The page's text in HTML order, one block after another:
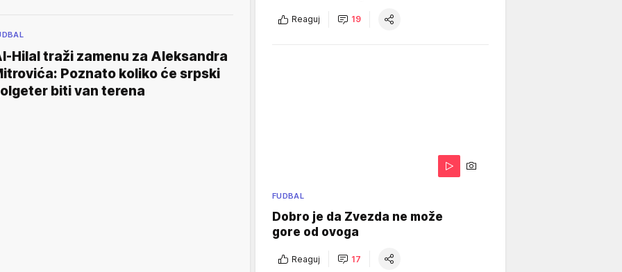
Hilal traži zamenu za Aleksandra
Poznato koliko će srpski
biti van terena
Reaguj 19
FUDBAL
Dobro je da Zvezda ne može
gore od ovoga
Reaguj 17